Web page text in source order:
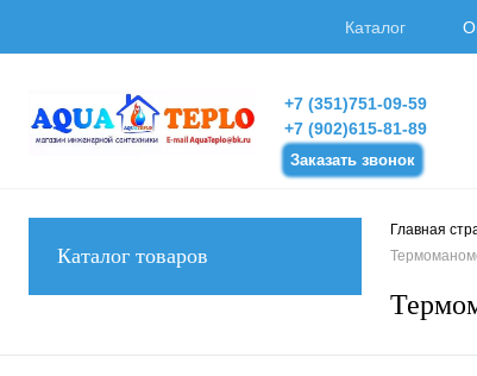
Каталог
+7 (351)751-09-59
+7 (902)615-81-89
Заказать звонок
Каталог товаров
Главная